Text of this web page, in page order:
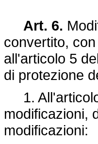
Art. 6.
convertito,
all'articolo 5
di protezione
1.
modificazioni,
modificazioni: